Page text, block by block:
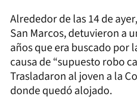
Alrededor de las 14 de
San Marcos, detuvieron a
años que era buscado por
causa de “supuesto robo
Trasladaron al joven a la
donde quedó alojado.